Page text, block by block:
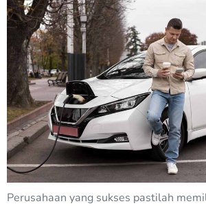
Perusahaan yang sukses pastilah